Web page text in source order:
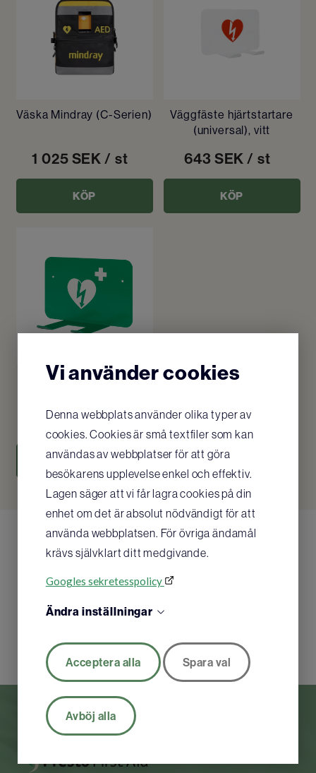
Vi använder cookies
Denna webbplats använder olika typer av
cookies. Cookies är små textfiler som kan
användas av webbplatser för att göra
besökarens upplevelse enkel och effektiv.
Lagen säger att vi får lagra cookies på din
enhet om det är absolut nödvändigt för att
använda webbplatsen. För övriga ändamål
krävs självklart ditt medgivande.
Googles sekretesspolicy
Ändra inställningar
Acceptera alla Spara val
Avböj alla
Väska Mindray (C-Serien)
1 025SEK / st
KÖP
Väggfäste hjärtstartare
(universal), vitt
643SEK / st
KÖP
Väggfäste hjärtstartare
643 SEK/ st
KÖP